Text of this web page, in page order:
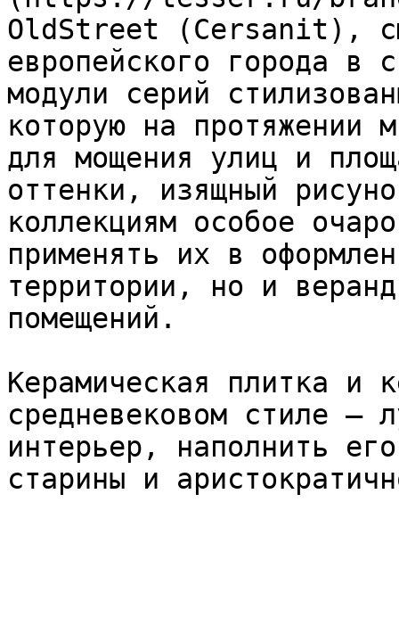
OldStreet (Cersanit),
европейского города в
модули серий
которую на протяжении
для мощения улиц и
оттенки, изящный
коллекциям особое
применять их в
территории, но и
помещений.
Керамическая плитка и
средневековом стиле –
интерьер, наполнить
старины и